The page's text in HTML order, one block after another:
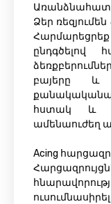
Ձեր
Հարմարեցրեք
բայերը և
հստակ և
ամենաուժեղ
Acing